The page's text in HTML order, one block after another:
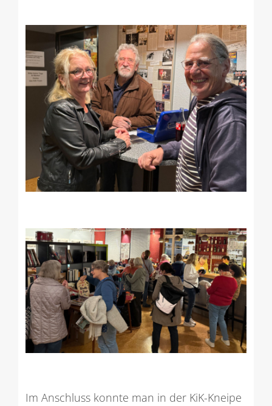
Im Anschluss konnte man in der KiK-Kneipe